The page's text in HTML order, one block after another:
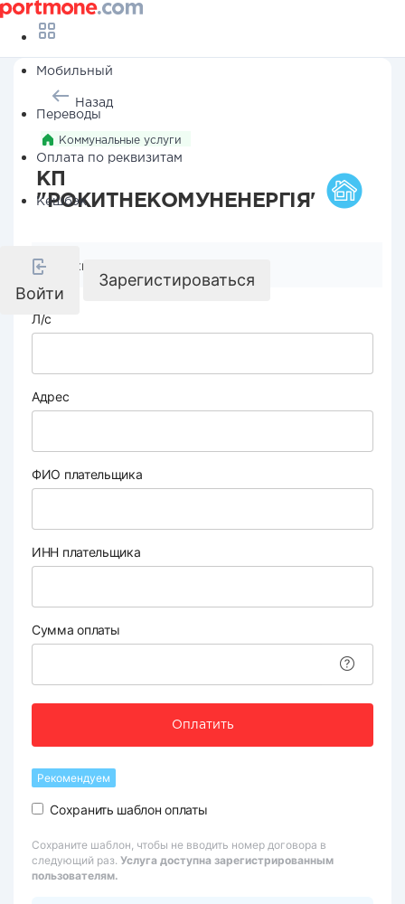
Мобильный
Переводы
Оплата по реквизитам
Кешбэк
Войти
Зарегистироваться
Назад
Коммунальные услуги
КП
"РОКИТНЕКОМУНЕНЕРГІЯ"
Реквизиты компании
Л/с
Адрес
ФИО плательщика
ИНН плательщика
Сумма оплаты
Оплатить
Рекомендуем
Сохранить шаблон оплаты
Сохраните шаблон, чтобы не вводить номер договора в
следующий раз. Услуга доступна зарегистрированным
пользователям.